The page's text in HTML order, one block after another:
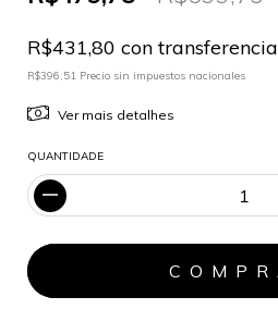
R$431,80 con transferencia
R$396,51 Precio sin impuestos nacionales
Ver mais detalhes
QUANTIDADE